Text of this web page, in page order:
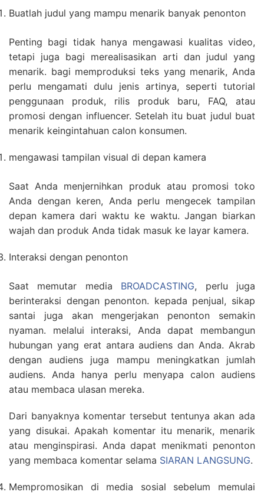
Buatlah judul yang mampu menarik banyak penonton
Penting bagi tidak hanya mengawasi kualitas video,
tetapi juga bagi merealisasikan arti dan judul yang
menarik. bagi memproduksi teks yang menarik, Anda
perlu mengamati dulu jenis artinya, seperti tutorial
penggunaan produk, rilis produk baru, FAQ, atau
promosi dengan influencer. Setelah itu buat judul buat
menarik keingintahuan calon konsumen.
mengawasi tampilan visual di depan kamera
Saat Anda menjernihkan produk atau promosi toko
Anda dengan keren, Anda perlu mengecek tampilan
depan kamera dari waktu ke waktu. Jangan biarkan
wajah dan produk Anda tidak masuk ke layar kamera.
Interaksi dengan penonton
Saat memutar media BROADCASTING, perlu juga
berinteraksi dengan penonton. kepada penjual, sikap
santai juga akan mengerjakan penonton semakin
nyaman. melalui interaksi, Anda dapat membangun
hubungan yang erat antara audiens dan Anda. Akrab
dengan audiens juga mampu meningkatkan jumlah
audiens. Anda hanya perlu menyapa calon audiens
atau membaca ulasan mereka.
Dari banyaknya komentar tersebut tentunya akan ada
yang disukai. Apakah komentar itu menarik, menarik
atau menginspirasi. Anda dapat menikmati penonton
yang membaca komentar selama SIARAN LANGSUNG.
Mempromosikan di media sosial sebelum memulai